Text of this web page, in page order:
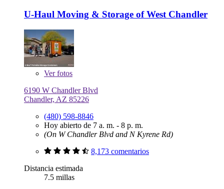
U-Haul Moving & Storage of West Chandler
Verfotos
6190 W Chandler Blvd
Chandler, AZ 85226
(480) 598-8846
Hoy abierto de 7 a. m. - 8 p. m.
(On W Chandler Blvd and N Kyrene Rd)
8,173 comentarios
Distancia estimada
7.5 millas